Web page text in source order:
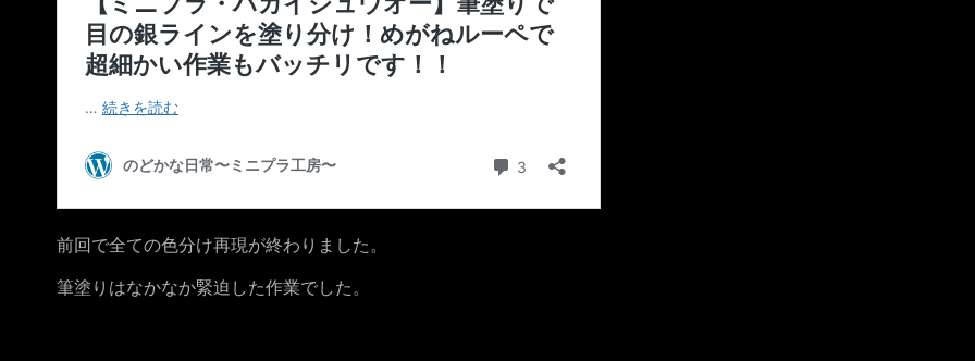
前回で全ての色分け再現が終わりました。
筆塗りはなかなか緊迫した作業でした。